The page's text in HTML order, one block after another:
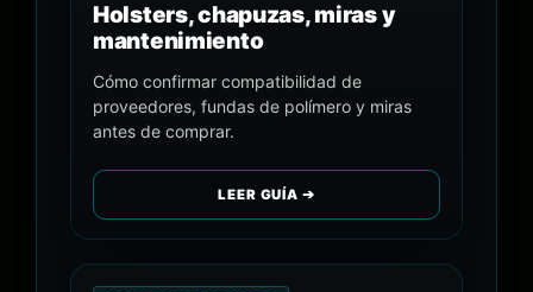
Holsters, chapuzas, miras y
mantenimiento
Cómo confirmar compatibilidad de
proveedores, fundas de polímero y miras
antes de comprar.
LEER GUÍA ➔